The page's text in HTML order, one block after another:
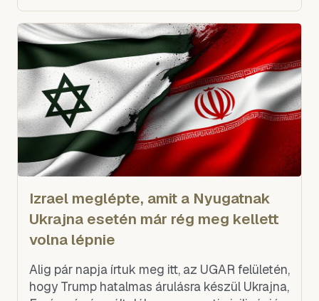
százalékát bonyolítja le, így bármilyen
elhúzódó fennakadás az energiapiacokra
nézve világszerte komoly veszélyt jelent.
Izrael meglépte, amit a Nyugatnak
Ukrajna esetén már rég meg kellett
volna lépnie
Alig pár napja írtuk meg itt, az UGAR felületén,
hogy Trump hatalmas árulásra készül Ukrajna,